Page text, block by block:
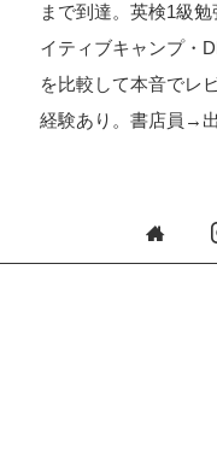
まで到達。英検1級
イティブキャンプ・
を比較して本音でレ
経験あり。書店員→